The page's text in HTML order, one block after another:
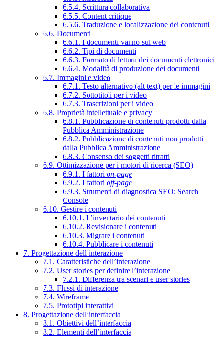
6.5.4. Scrittura collaborativa
6.5.5. Content critique
6.5.6. Traduzione e localizzazione dei contenuti
6.6. Documenti
6.6.1. I documenti vanno sul web
6.6.2. Tipi di documenti
6.6.3. Formato di lettura dei documenti elettronici
6.6.4. Modalità di produzione dei documenti
6.7. Immagini e video
6.7.1. Testo alternativo (alt text) per le immagini
6.7.2. Sottotitoli per i video
6.7.3. Trascrizioni per i video
6.8. Proprietà intellettuale e privacy
6.8.1. Pubblicazione di contenuti prodotti dalla
Pubblica Amministrazione
6.8.2. Pubblicazione di contenuti non prodotti
dalla Pubblica Amministrazione
6.8.3. Consenso dei soggetti ritratti
6.9. Ottimizzazione per i motori di ricerca (SEO)
6.9.1. I fattori on-page
6.9.2. I fattori off-page
6.9.3. Strumenti di diagnostica SEO: Search
Console
6.10. Gestire i contenuti
6.10.1. L’inventario dei contenuti
6.10.2. Revisionare i contenuti
6.10.3. Migrare i contenuti
6.10.4. Pubblicare i contenuti
7. Progettazione dell’interazione
7.1. Caratteristiche dell’interazione
7.2. User stories per definire l’interazione
7.2.1. Differenza tra scenari e user stories
7.3. Flussi di interazione
7.4. Wireframe
7.5. Prototipi interattivi
8. Progettazione dell’interfaccia
8.1. Obiettivi dell’interfaccia
8.2. Elementi dell’interfaccia